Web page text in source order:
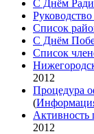
С Днём
Список
С Днём
Список
2012
Процедура
(
2012